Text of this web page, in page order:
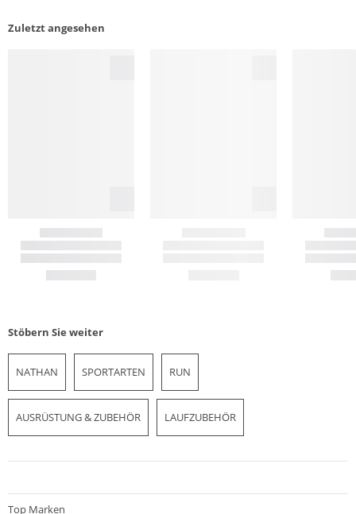
Zuletzt angesehen
Stöbern Sie weiter
NATHAN SPORTARTEN RUN
AUSRÜSTUNG & ZUBEHÖR LAUFZUBEHÖR
Top Marken